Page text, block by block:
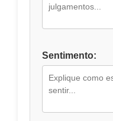
Sentimento: